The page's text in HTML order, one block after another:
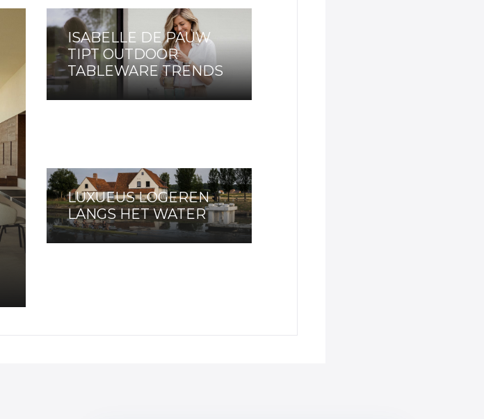
ISABELLE DE PAUW
TIPT OUTDOOR
TABLEWARE TRENDS
LUXUEUS LOGEREN
LANGS HET WATER